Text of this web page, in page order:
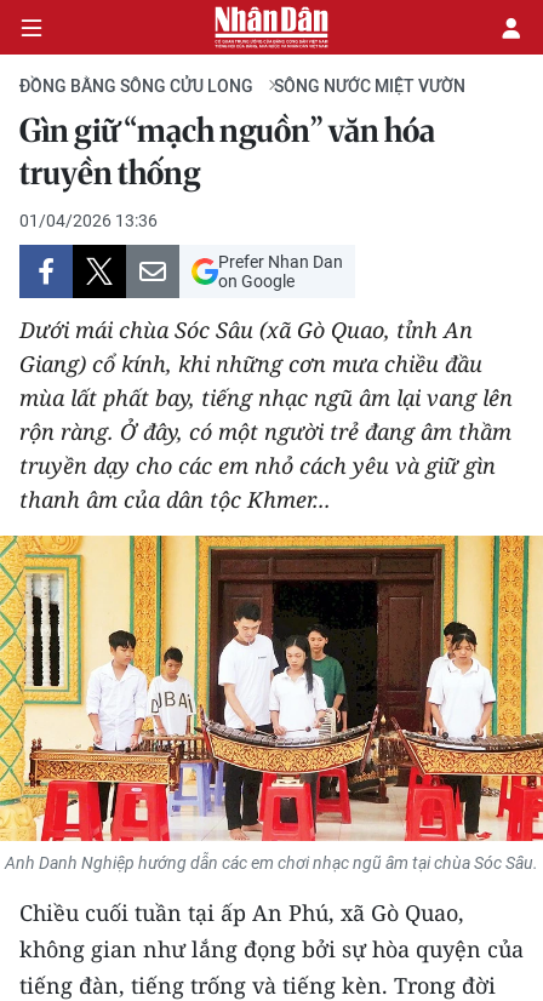
CHÍNH TRỊ
KINH TẾ
VĂN HÓA
XÃ HỘI
PHÁP LUẬT
DU LỊCH
THẾ GIỚI
THỂ THAO
GIÁO DỤC
Y TẾ
KHOA HỌC - CÔNG NGHỆ
MÔI TRƯỜNG
BẠN ĐỌC
KIỂM CHỨNG THÔNG TIN
TRI THỨC CHUYÊN SÂU
ĐỒNG BẰNG SÔNG CỬU LONG SÔNG NƯỚC MIỆT VƯỜN
Gìn giữ “mạch nguồn” văn hóa
truyền thống
01/04/2026 13:36
Prefer Nhan Dan
on Google
Dưới mái chùa Sóc Sâu (xã Gò Quao, tỉnh An
Giang) cổ kính, khi những cơn mưa chiều đầu
mùa lất phất bay, tiếng nhạc ngũ âm lại vang lên
rộn ràng. Ở đây, có một người trẻ đang âm thầm
truyền dạy cho các em nhỏ cách yêu và giữ gìn
thanh âm của dân tộc Khmer...
Anh Danh Nghiệp hướng dẫn các em chơi nhạc ngũ âm tại chùa Sóc Sâu.
Chiều cuối tuần tại ấp An Phú, xã Gò Quao,
không gian như lắng đọng bởi sự hòa quyện của
tiếng đàn, tiếng trống và tiếng kèn. Trong đời